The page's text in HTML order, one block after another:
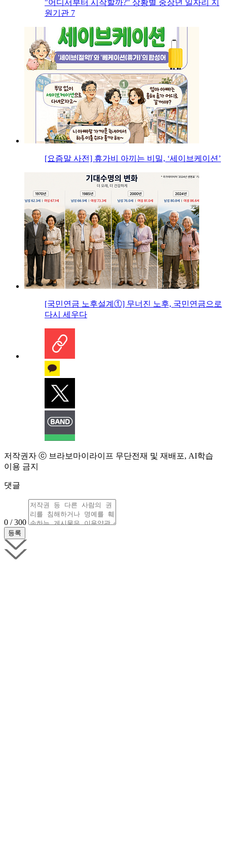
"어디서부터 시작할까?" 상황별 중장년 일자리 지
원기관 7
[요즘말 사전] 휴가비 아끼는 비밀, ‘세이브케이션’
[국민연금 노후설계①] 무너진 노후, 국민연금으로
다시 세우다
저작권자 ⓒ 브라보마이라이프 무단전재 및 재배포, AI학습
이용 금지
댓글
0 / 300